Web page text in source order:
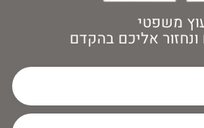
משפטי
אליכם בהקדם